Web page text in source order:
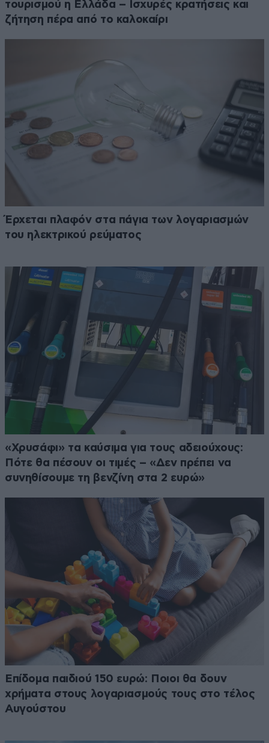
τουρισμού η Ελλάδα – Ισχυρές κρατήσεις και
ζήτηση πέρα από το καλοκαίρι
Έρχεται πλαφόν στα πάγια των λογαριασμών
του ηλεκτρικού ρεύματος
«Χρυσάφι» τα καύσιμα για τους αδειούχους:
Πότε θα πέσουν οι τιμές – «Δεν πρέπει να
συνηθίσουμε τη βενζίνη στα 2 ευρώ»
Επίδομα παιδιού 150 ευρώ: Ποιοι θα δουν
χρήματα στους λογαριασμούς τους στο τέλος
Αυγούστου